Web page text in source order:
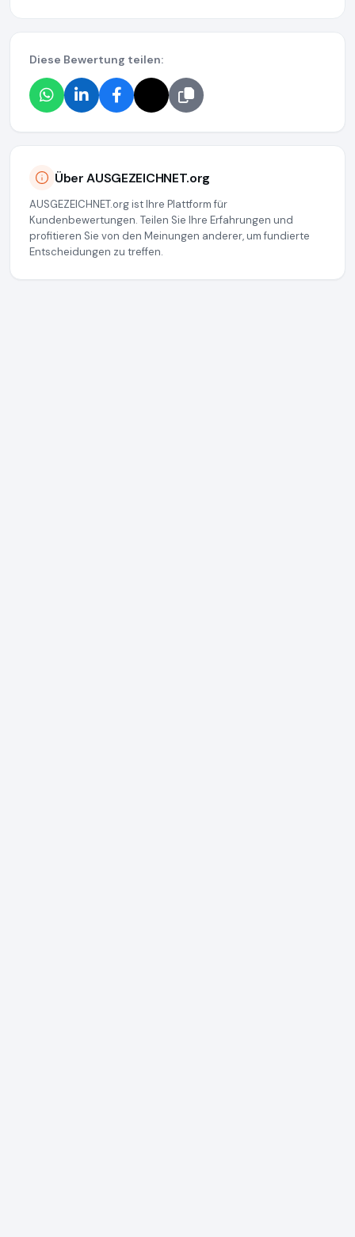
Diese Bewertung teilen:
Über AUSGEZEICHNET.org
AUSGEZEICHNET.org ist Ihre Plattform für
Kundenbewertungen. Teilen Sie Ihre Erfahrungen und
profitieren Sie von den Meinungen anderer, um fundierte
Entscheidungen zu treffen.